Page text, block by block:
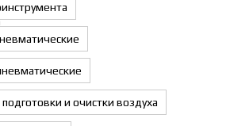
и очистки воздуха